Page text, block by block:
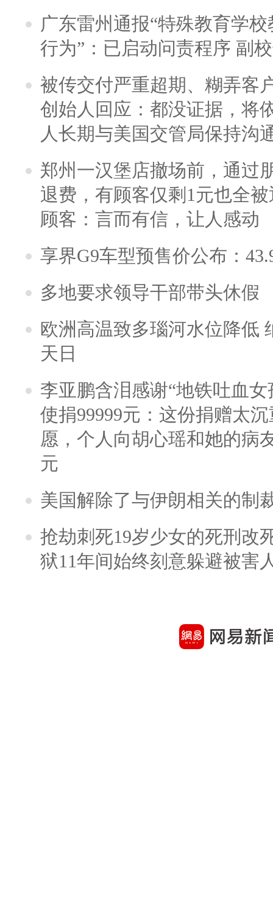
广东雷州通报“特殊教育学
行为”：已启动问责程序 副
被传交付严重超期、糊弄客
创始人回应：都没证据，将
人长期与美国交管局保持沟
郑州一汉堡店撤场前，通过
退费，有顾客仅剩1元也全
顾客：言而有信，让人感动
享界G9车型预售价公布：
多地要求领导干部带头休假
欧洲高温致多瑙河水位降低
天日
李亚鹏含泪感谢“地铁吐血
使捐99999元：这份捐赠太
愿，个人向胡心瑶和她的病
元
美国解除了与伊朗相关的制
抢劫刺死19岁少女的死刑改
狱11年间始终刻意躲避被害